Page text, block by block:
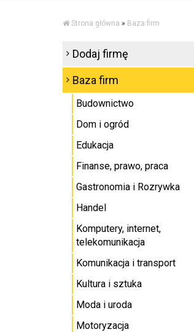
Strona główna » Baza firm
Dodaj firmę
Baza firm
Budownictwo
Dom i ogród
Edukacja
Finanse, prawo, praca
Gastronomia i Rozrywka
Handel
Komputery, internet,
telekomunikacja
Komunikacja i transport
Kultura i sztuka
Moda i uroda
Motoryzacja